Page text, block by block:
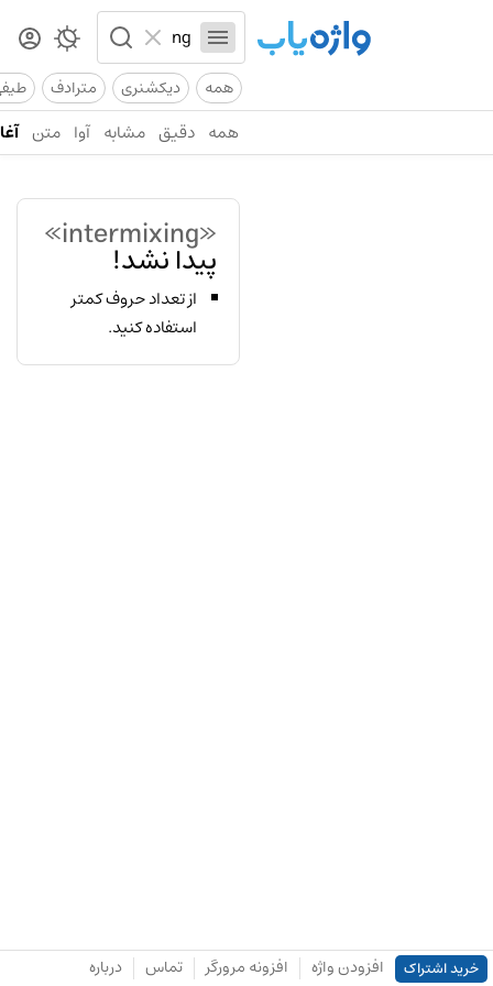
همه دیکشنری مترادف
همه دقیق مشابه آوا متن
«intermixing»
پیدا نشد!
از تعداد حروف کمتر
استفاده کنید.
خرید اشتراک افزودن واژه افزونه مرورگر تماس درباره